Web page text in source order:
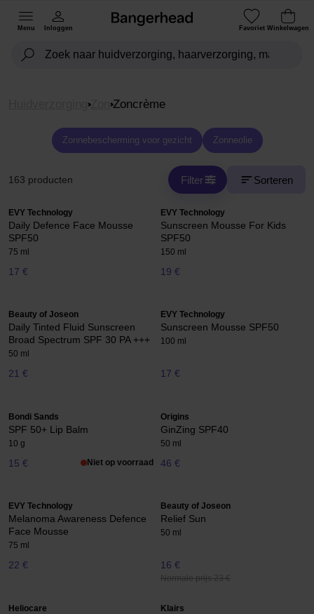
Menu Inloggen Favoriet Winkelwagen
Zon Zoncrème
Zonnebescherming voor gezicht Zonneolie
163 producten Filter Sorteren
EVY Technology
Daily Defence Face Mousse
SPF50
75 ml
17 €
EVY Technology
Sunscreen Mousse For Kids
SPF50
150 ml
19 €
Beauty of Joseon
Daily Tinted Fluid Sunscreen
Broad Spectrum SPF 30 PA +++
50 ml
21 €
EVY Technology
Sunscreen Mousse SPF50
100 ml
17 €
Bondi Sands
SPF 50+ Lip Balm
10 g
15 € Niet op voorraad
Origins
GinZing SPF40
50 ml
46 €
EVY Technology
Melanoma Awareness Defence
Face Mousse
75 ml
22 €
Beauty of Joseon
Relief Sun
50 ml
16 €
Normale prijs 23 €
Heliocare Klairs